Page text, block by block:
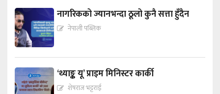
नागरिकको ज्यानभन्दा ठूलो कुनै सत्ता हुँदैन
नेपाली पब्लिक
‘थ्याङ्क यू’ प्राइम मिनिस्टर कार्की
शेषराज भट्टराई